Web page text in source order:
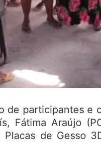
de participantes e
Fátima Araújo
de Gesso